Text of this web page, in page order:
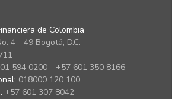
de Colombia
4 - 49 Bogotá, D.C.
594 0200 - +57 601 350 8166
018000 120 100
+57 601 307 8042